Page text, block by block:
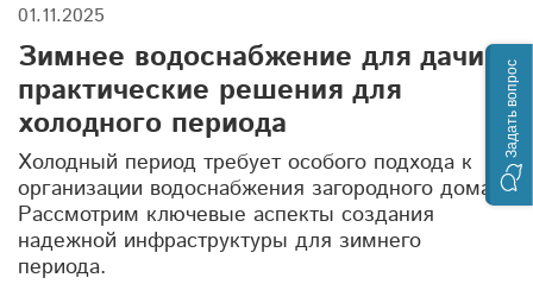
погреба для новогодних запасов
защита фундамента
дренажная система
септики для частного дома
емкости купить
утепление септика
техническая ванна
01.11.2025
Зимнее водоснабжение для дачи:
практические решения для
холодного периода
Холодный период требует особого подхода к
организации водоснабжения загородного дома.
Рассмотрим ключевые аспекты создания
надежной инфраструктуры для зимнего
периода.
Задать вопрос